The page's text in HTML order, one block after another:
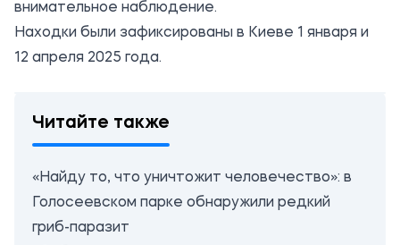
внимательное наблюдение.
Находки были зафиксированы в Киеве 1 января и
12 апреля 2025 года.
Читайте также
«Найду то, что уничтожит человечество»: в
Голосеевском парке обнаружили редкий
гриб-паразит